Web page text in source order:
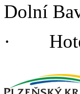
Dolní
·